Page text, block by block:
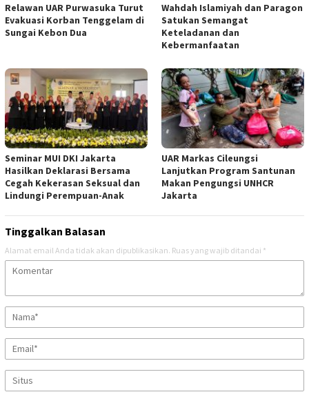
Relawan UAR Purwasuka Turut
Evakuasi Korban Tenggelam di
Sungai Kebon Dua
Wahdah Islamiyah dan Paragon
Satukan Semangat
Keteladanan dan
Kebermanfaatan
Seminar MUI DKI Jakarta
Hasilkan Deklarasi Bersama
Cegah Kekerasan Seksual dan
Lindungi Perempuan-Anak
UAR Markas Cileungsi
Lanjutkan Program Santunan
Makan Pengungsi UNHCR
Jakarta
Tinggalkan Balasan
Alamat email Anda tidak akan dipublikasikan. Ruas yang wajib ditandai *